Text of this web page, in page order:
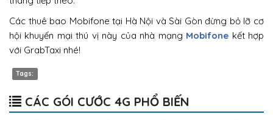
Các thuê bao Mobifone tại Hà Nội và Sài Gòn đừng bỏ lỡ cơ
hội khuyến mại thú vị này của nhà mạng Mobifone kết hợp
với GrabTaxi nhé!
Tags:
CÁC GÓI CƯỚC 4G PHỔ BIẾN